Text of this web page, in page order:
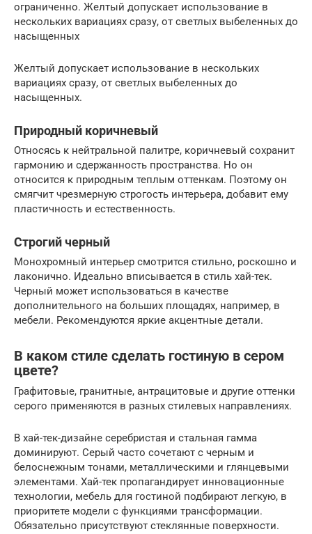
ограниченно. Желтый допускает использование в
нескольких вариациях сразу, от светлых выбеленных до
насыщенных
Желтый допускает использование в нескольких
вариациях сразу, от светлых выбеленных до
насыщенных.
Природный коричневый
Относясь к нейтральной палитре, коричневый сохранит
гармонию и сдержанность пространства. Но он
относится к природным теплым оттенкам. Поэтому он
смягчит чрезмерную строгость интерьера, добавит ему
пластичность и естественность.
Строгий черный
Монохромный интерьер смотрится стильно, роскошно и
лаконично. Идеально вписывается в стиль хай-тек.
Черный может использоваться в качестве
дополнительного на больших площадях, например, в
мебели. Рекомендуются яркие акцентные детали.
В каком стиле сделать гостиную в сером
цвете?
Графитовые, гранитные, антрацитовые и другие оттенки
серого применяются в разных стилевых направлениях.
В хай-тек-дизайне серебристая и стальная гамма
доминируют. Серый часто сочетают с черным и
белоснежным тонами, металлическими и глянцевыми
элементами. Хай-тек пропагандирует инновационные
технологии, мебель для гостиной подбирают легкую, в
приоритете модели с функциями трансформации.
Обязательно присутствуют стеклянные поверхности.